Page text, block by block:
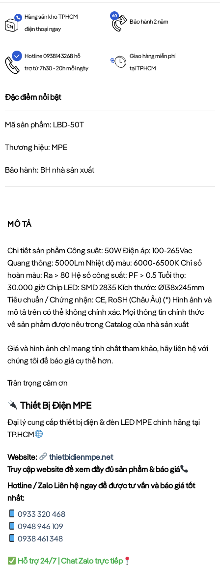
Hàng sẵn kho TPHCM
điện thoại ngay
Bảo hành 2 năm
Hotline 0938143268 hỗ
trợ từ 7h30 - 20h mỗi ngày
Giao hàng miễn phí
tại TPHCM
Đặc điểm nổi bật
Mã sản phẩm: LBD-50T
Thương hiệu: MPE
Bảo hành: BH nhà sản xuất
MÔ TẢ
Chi tiết sản phẩm Công suất: 50W Điện áp: 100-265Vac
Quang thông: 5000Lm Nhiệt độ màu: 6000-6500K Chỉ số
hoàn màu: Ra > 80 Hệ số công suất: PF > 0.5 Tuổi thọ:
30.000 giờ Chip LED: SMD 2835 Kích thước: Ø138x245mm
Tiêu chuẩn / Chứng nhận: CE, RoSH (Châu Âu) (*) Hình ảnh và
mô tả trên có thể không chính xác. Mọi thông tin chính thức
về sản phẩm được nêu trong Catalog của nhà sản xuất
Giá và hình ảnh chỉ mang tính chất tham khảo, hãy liên hệ với
chúng tôi để báo giá cụ thể hơn.
Trân trọng cảm ơn
Thiết Bị Điện MPE
Đại lý cung cấp thiết bị điện & đèn LED MPE chính hãng tại
TP.HCM
Website:
thietbidienmpe.net
Truy cập website để xem đầy đủ sản phẩm & báo giá
Hotline / Zalo Liên hệ ngay để được tư vấn và báo giá tốt
nhất:
0933 320 468
0948 946 109
0938 461 348
Hỗ trợ 24/7 | Chat Zalo trực tiếp